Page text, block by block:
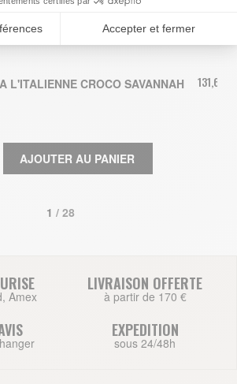
L'ITALIENNE CROCO SAVANNAH 131,67 €
AJOUTER AU PANIER
1 / 28
Amex
LIVRAISON OFFERTE
à partir de 170 €
EXPEDITION
sous 24/48h